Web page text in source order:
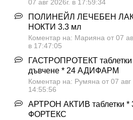
07 авг 2026г. в 17:59:34
ПОЛИНЕЙЛ ЛЕЧЕБЕН
НОКТИ 3.3 мл
Коментар на: Марияна от 07
в 17:47:05
ГАСТРОПРОТЕКТ таблетки
дъвчене * 24 АДИФАРМ
Коментар на: Румяна от 07 авг
14:55:56
АРТРОН АКТИВ таблетки *
ФОРТЕКС